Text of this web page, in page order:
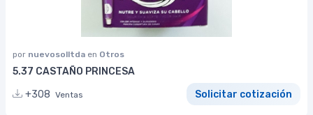
por nuevosolltda en Otros
5.37 CASTAÑO PRINCESA
+308 Ventas Solicitar cotización